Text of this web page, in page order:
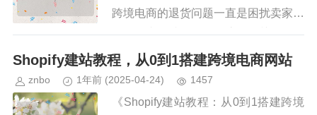
跨境电商的退货问题一直是困扰卖家的
难题，由于涉及跨国物流、海关政策、
消费者习惯等多方面因素，退货处理成
Shopify建站教程，从0到1搭建跨境电商网站
znbo 1年前 (2025-04-24) 1457
《Shopify建站教程：从0到1搭建跨境